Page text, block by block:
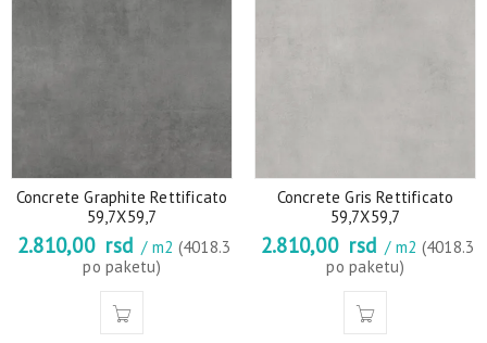
Concrete Graphite Rettificato
59,7X59,7
2.810,00 rsd / m2 (4018.3
po paketu)
Concrete Gris Rettificato
59,7X59,7
2.810,00 rsd / m2 (4018.3
po paketu)